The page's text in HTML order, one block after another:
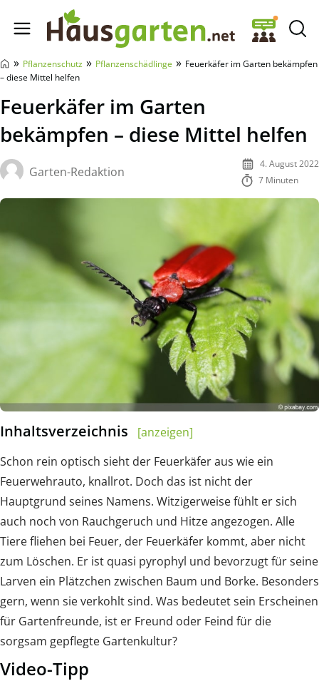
Hausgarten.net
» Pflanzenschutz » Pflanzenschädlinge » Feuerkäfer im Garten bekämpfen
– diese Mittel helfen
Feuerkäfer im Garten
bekämpfen – diese Mittel helfen
Garten-Redaktion
4. August 2022
7 Minuten
Inhaltsverzeichnis
[anzeigen]
Schon rein optisch sieht der Feuerkäfer aus wie ein
Feuerwehrauto, knallrot. Doch das ist nicht der
Hauptgrund seines Namens. Witzigerweise fühlt er sich
auch noch von Rauchgeruch und Hitze angezogen. Alle
Tiere fliehen bei Feuer, der Feuerkäfer kommt, aber nicht
zum Löschen. Er ist quasi pyrophyl und bevorzugt für seine
Larven ein Plätzchen zwischen Baum und Borke. Besonders
gern, wenn sie verkohlt sind. Was bedeutet sein Erscheinen
für Gartenfreunde, ist er Freund oder Feind für die
sorgsam gepflegte Gartenkultur?
Video-Tipp